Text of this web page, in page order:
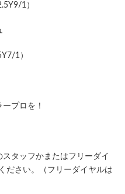
1）
1）
プロを！
タッフかまたはフリーダイ
ださい。（フリーダイヤルは